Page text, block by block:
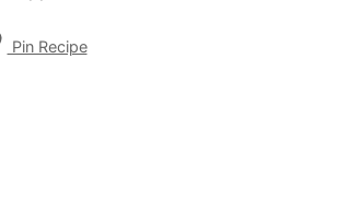
Pin Recipe